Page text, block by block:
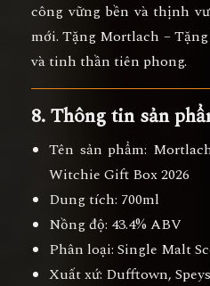
công vững bền và thịnh
mới.Tặng Mortlach –
và tinh thần tiên phong.
8. Thông tin sản
Tên sản phẩm:
Witchie Gift Box 2026
Dung tích: 700ml
Nồng độ: 43.4% ABV
Phân loại: Single Malt
Xuất xứ: Dufftown,